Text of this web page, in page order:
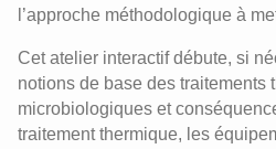
l’approche méthodologique à
Cet atelier interactif débute, si
notions de base des traitements
microbiologiques et
traitement thermique, les